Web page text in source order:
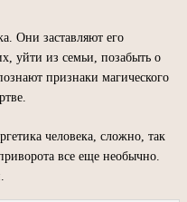
Они заставляют его
уйти из семьи, позабыть о
признаки магического
человека, сложно, так
все еще необычно.